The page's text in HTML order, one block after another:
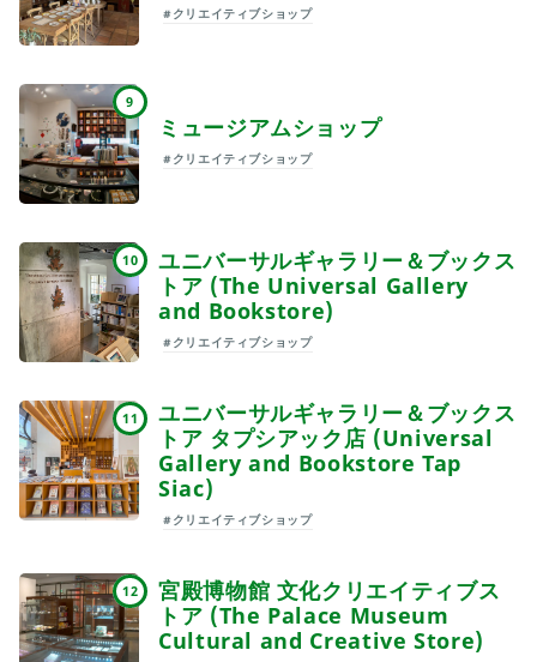
#クリエイティブショップ
9
ミュージアムショップ
#クリエイティブショップ
10
ユニバーサルギャラリー＆ブックス
トア (The Universal Gallery
and Bookstore)
#クリエイティブショップ
11
ユニバーサルギャラリー＆ブックス
トア タプシアック店 (Universal
Gallery and Bookstore Tap
Siac)
#クリエイティブショップ
12
宮殿博物館 文化クリエイティブス
トア (The Palace Museum
Cultural and Creative Store)